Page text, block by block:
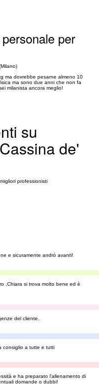
per
ma dovrebbe pesarne almeno 10
ma sono due anni che non fa
milanista ancora meglio!
su
de'
professionisti
e sicuramente andrò avanti!
,Chiara si trova molto bene ed è
del cliente.
consiglio a tutte e tutti
e ha preparato l'allenamento di
domande o dubbi!